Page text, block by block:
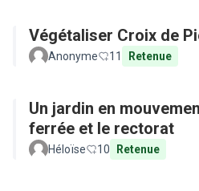
Végétaliser Croix de
Anonyme 11 Retenue
Un jardin en
ferrée et le rectorat
Héloïse 10 Retenue